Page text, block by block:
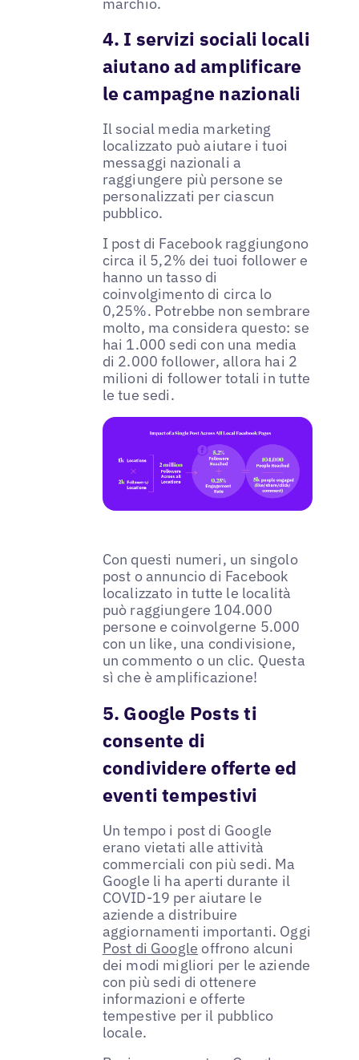
4. I servizi sociali locali
aiutano ad amplificare
le campagne nazionali
Il social media marketing
localizzato può aiutare i tuoi
messaggi nazionali a
raggiungere più persone se
personalizzati per ciascun
pubblico.
I post di Facebook raggiungono
circa il 5,2% dei tuoi follower e
hanno un tasso di
coinvolgimento di circa lo
0,25%. Potrebbe non sembrare
molto, ma considera questo: se
hai 1.000 sedi con una media
di 2.000 follower, allora hai 2
milioni di follower totali in tutte
le tue sedi.
Con questi numeri, un singolo
post o annuncio di Facebook
localizzato in tutte le località
può raggiungere 104.000
persone e coinvolgerne 5.000
con un like, una condivisione,
un commento o un clic. Questa
sì che è amplificazione!
5. Google Posts ti
consente di
condividere offerte ed
eventi tempestivi
Un tempo i post di Google
erano vietati alle attività
commerciali con più sedi. Ma
Google li ha aperti durante il
COVID-19 per aiutare le
aziende a distribuire
aggiornamenti importanti. Oggi
Post di Google offrono alcuni
dei modi migliori per le aziende
con più sedi di ottenere
informazioni e offerte
tempestive per il pubblico
locale.